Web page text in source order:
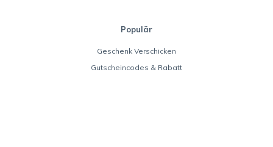
Populär
Geschenk Verschicken
Gutscheincodes & Rabatt